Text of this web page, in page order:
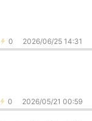
0 2026/06/25 14:31
0 2026/05/21 00:59